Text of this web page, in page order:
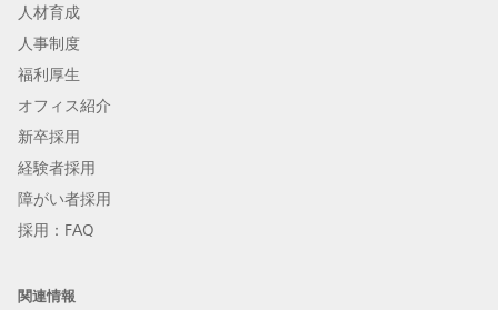
人材育成
人事制度
福利厚生
オフィス紹介
新卒採用
経験者採用
障がい者採用
採用：FAQ
関連情報